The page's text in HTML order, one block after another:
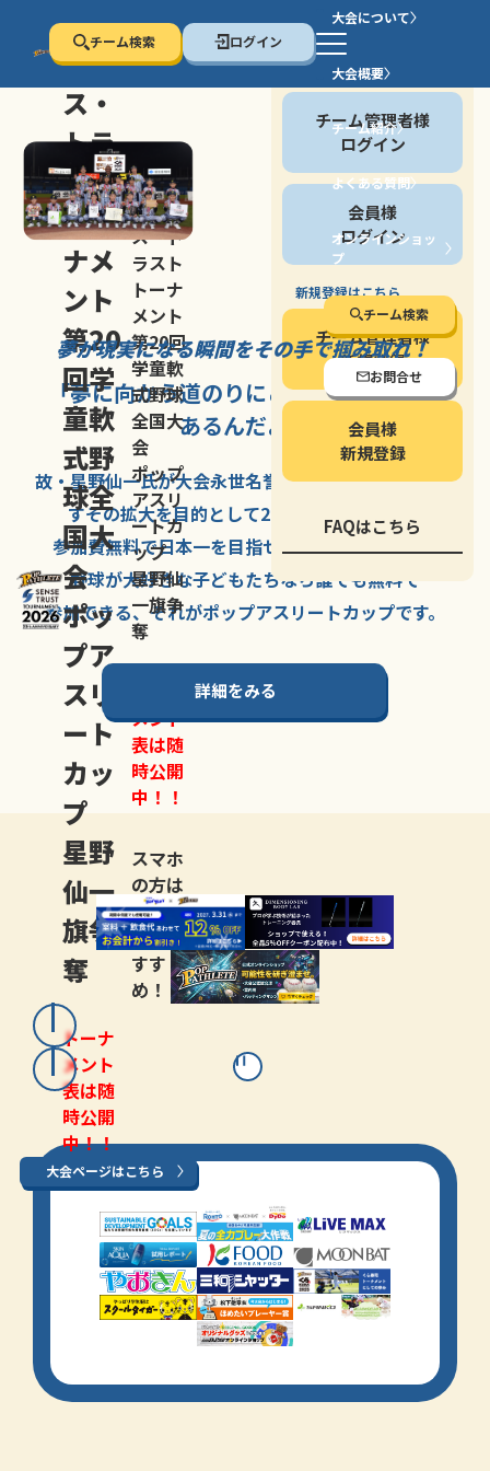
チーム検索 ログイン
大会について
大会概要
チーム紹介
よくある質問
オンラインショッ
プ
チーム検索
お問合せ
停止する
セン
ス・
トラ
スト
トー
ナメ
ント
第20
回学
童軟
式野
球全
国大
会
ポッ
プア
スリ
ート
カッ
プ
星野
仙一
旗争
奪
トーナ
メント
表は随
時公開
中！！
セン
ス・ト
ラスト
トーナ
メント
第20回
学童軟
式野球
全国大
会
ポップ
アスリ
ートカ
ップ
星野仙
一旗争
奪
メント
表は随
時公開
中！！
スマホ
の方は
LINE登
録がお
すす
め！
大会ページはこちら
会員の方
チーム管理者様
ログイン
会員様
ログイン
新規登録はこちら
チーム管理者様
新規登録
会員様
新規登録
FAQはこちら
夢が現実になる瞬間をその手で掴み取れ！
「夢に向かう道のりにこそ大きな意味が
あるんだよ」
故・星野仙一氏が大会永世名誉会長を務める、野球の
すその拡大を目的として2007年に
参加費無料で日本一を目指せる唯一の野球大会。
野球が大好きな子どもたちなら誰でも無料で
参加できる、それがポップアスリートカップです。
詳細をみる